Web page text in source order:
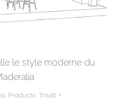
le style moderne du
Producto Tmatt